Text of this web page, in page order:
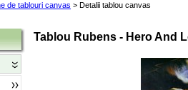
de tablouri canvas > Detalii tablou canvas
Tablou Rubens - Hero And